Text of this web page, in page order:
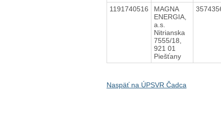
1191740516
MAGNA
ENERGIA,
a.s.
Nitrianska
7555/18,
921 01
Piešťany
Naspäť na ÚPSVR Čadca